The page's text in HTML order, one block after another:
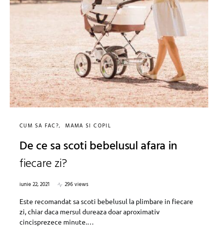
CUM SA FAC? MAMA SI COPIL
De ce sa scoti bebelusul afara in
fiecare zi?
iunie 22, 2021
296 views
Este recomandat sa scoti bebelusul la plimbare in fiecare
zi, chiar daca mersul dureaza doar aproximativ
cincisprezece minute.…